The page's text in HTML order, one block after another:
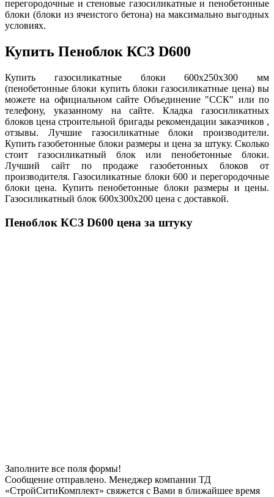
перегородочные и стеновые газосиликатные и пенобетонные
блоки (блоки из ячеистого бетона) на максимально выгодных
условиях.
Купить Пеноблок КСЗ D600
Купить газосиликатные блоки 600х250х300 мм
(пенобетонные блоки купить блоки газосиликатные цена) вы
можете на официальном сайте Объединение "ССК" или по
телефону, указанному на сайте. Кладка газосиликатных
блоков цена строительной бригады рекомендации заказчиков ,
отзывы. Лучшие газосиликатные блоки производители.
Купить газобетонные блоки размеры и цена за штуку. Сколько
стоит газосиликатный блок или пенобетонные блоки.
Лучший сайт по продаже газобетонных блоков от
производителя. Газосиликатные блоки 600 и перегородочные
блоки цена. Купить пенобетонные блоки размеры и цены.
Газосиликатный блок 600х300х200 цена с доставкой.
Пеноблок КСЗ D600 цена за штуку
Заполните все поля формы!
Сообщение отправлено. Менеджер компании ТД
«СтройСитиКомплект» свяжется с Вами в ближайшее время